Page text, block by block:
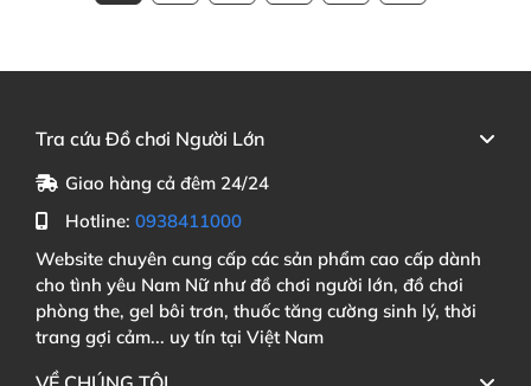
Tra cứu Đồ chơi Người Lớn
Giao hàng cả đêm 24/24
Hotline: 0938411000
Website chuyên cung cấp các sản phẩm cao cấp dành
cho tình yêu Nam Nữ như đồ chơi người lớn, đồ chơi
phòng the, gel bôi trơn, thuốc tăng cường sinh lý, thời
trang gợi cảm... uy tín tại Việt Nam